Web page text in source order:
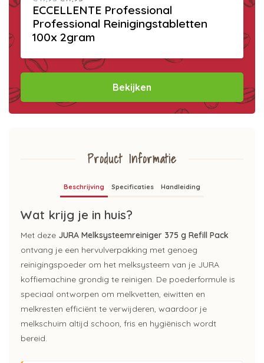
ECCELLENTE Professional
Professional Reinigingstabletten
100x 2gram
Bekijken
Product Informatie
Beschrijving Specificaties Handleiding
Wat krijg je in huis?
Met deze JURA Melksysteemreiniger 375 g Refill Pack
ontvang je een hervulverpakking met genoeg
reinigingspoeder om het melksysteem van je JURA
koffiemachine grondig te reinigen. De poederformule is
speciaal ontworpen om melkvetten, eiwitten en
melkresten efficiënt te verwijderen, waardoor je
melkschuim altijd schoon, fris en hygiënisch wordt
bereid.